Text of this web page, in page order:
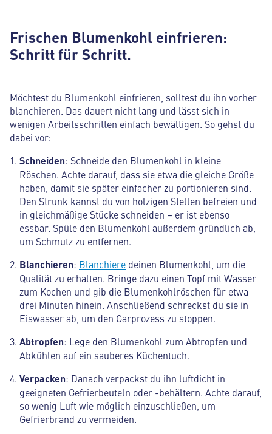
Frischen Blumenkohl einfrieren:
Schritt für Schritt.
Möchtest du Blumenkohl einfrieren, solltest du ihn vorher
blanchieren. Das dauert nicht lang und lässt sich in
wenigen Arbeitsschritten einfach bewältigen. So gehst du
dabei vor:
Schneiden: Schneide den Blumenkohl in kleine
Röschen. Achte darauf, dass sie etwa die gleiche Größe
haben, damit sie später einfacher zu portionieren sind.
Den Strunk kannst du von holzigen Stellen befreien und
in gleichmäßige Stücke schneiden – er ist ebenso
essbar. Spüle den Blumenkohl außerdem gründlich ab,
um Schmutz zu entfernen.
Blanchieren: Blanchiere deinen Blumenkohl, um die
Qualität zu erhalten. Bringe dazu einen Topf mit Wasser
zum Kochen und gib die Blumenkohlröschen für etwa
drei Minuten hinein. Anschließend schreckst du sie in
Eiswasser ab, um den Garprozess zu stoppen.
Abtropfen: Lege den Blumenkohl zum Abtropfen und
Abkühlen auf ein sauberes Küchentuch.
Verpacken: Danach verpackst du ihn luftdicht in
geeigneten Gefrierbeuteln oder -behältern. Achte darauf,
so wenig Luft wie möglich einzuschließen, um
Gefrierbrand zu vermeiden.